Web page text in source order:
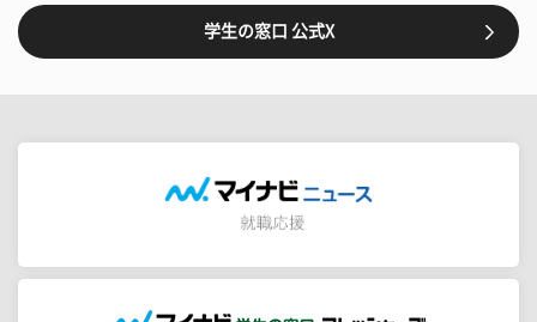
学生の窓口 公式X